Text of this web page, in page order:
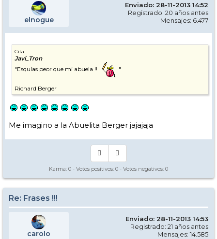
elnogue
Enviado: 28-11-2013 14:52
Registrado: 20 años antes
Mensajes: 6.477
Cita
Javi_Tron
"Esquías peor que mi abuela !!
"
Richard Berger
Me imagino a la Abuelita Berger jajajaja
Karma: 0 - Votos positivos: 0 - Votos negativos: 0
Re: Frases !!!
carolo
Enviado: 28-11-2013 14:53
Registrado: 21 años antes
Mensajes: 14.585